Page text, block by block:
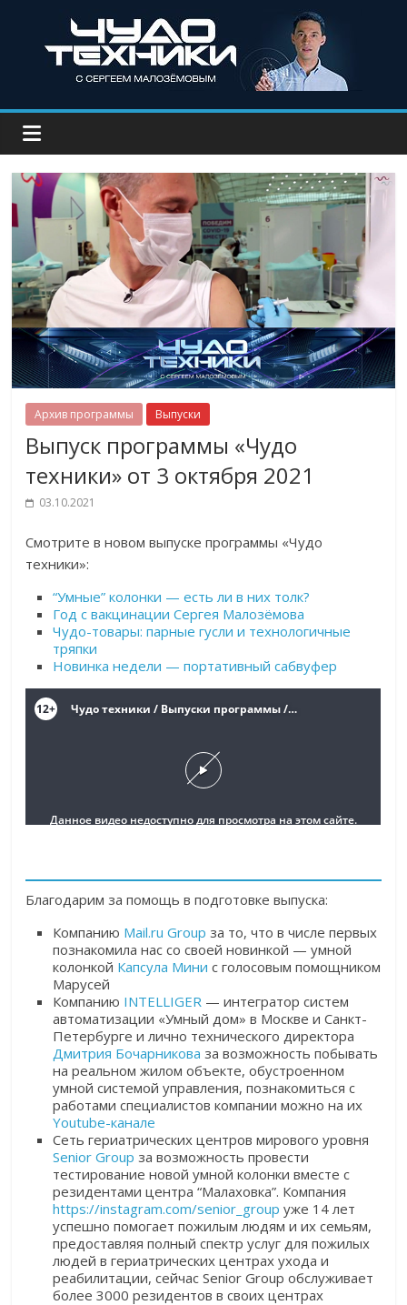
Архив программы Выпуски
Выпуск программы «Чудо
техники» от 3 октября 2021
03.10.2021
Смотрите в новом выпуске программы «Чудо
техники»:
“Умные” колонки — есть ли в них толк?
Год с вакцинации Сергея Малозёмова
Чудо-товары: парные гусли и технологичные
тряпки
Новинка недели — портативный сабвуфер
Благодарим за помощь в подготовке выпуска:
Компанию Mail.ru Groupза то, что в числе первых
познакомила нас со своей новинкой — умной
колонкой Капсула Мини с голосовым помощником
Марусей
Компанию INTELLIGER — интегратор систем
автоматизации «Умный дом» в Москве и Санкт-
Петербурге и лично технического директора
Дмитрия Бочарникова за возможность побывать
на реальном жилом объекте, обустроенном
умной системой управления, познакомиться с
работами специалистов компании можно на их
Youtube-канале
Cеть гериатрических центров мирового уровня
Senior Group за возможность провести
тестирование новой умной колонки вместе с
резидентами центра “Малаховка”. Компания
https://instagram.com/senior_group уже 14 лет
успешно помогает пожилым людям и их семьям,
предоставляя полный спектр услуг для пожилых
людей в гериатрических центрах ухода и
реабилитации, сейчас Senior Group обслуживает
более 3000 резидентов в своих центрах